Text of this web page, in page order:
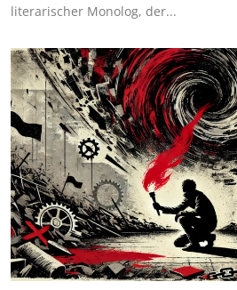
literarischer Monolog, der...